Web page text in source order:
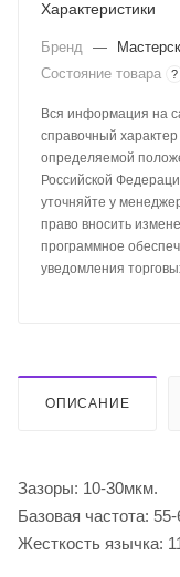
Характеристики
Бренд —
Состояние товара
?
Вся информация на
справочный
определяемой
Российской
уточняйте у
право вносить
программное
уведомления
ОПИСАНИЕ
Зазоры: 10-30мкм.
Базовая частота:
Жесткость язычка: